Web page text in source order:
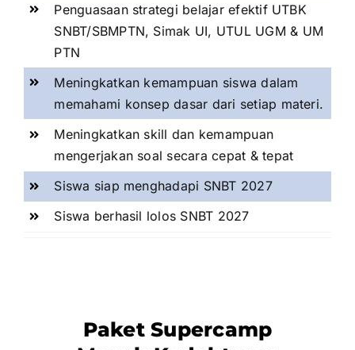
Penguasaan strategi belajar efektif UTBK
SNBT/SBMPTN, Simak UI, UTUL UGM & UM
PTN
Meningkatkan kemampuan siswa dalam
memahami konsep dasar dari setiap materi.
Meningkatkan skill dan kemampuan
mengerjakan soal secara cepat & tepat
Siswa siap menghadapi SNBT 2027
Siswa berhasil lolos SNBT 2027
Paket Supercamp